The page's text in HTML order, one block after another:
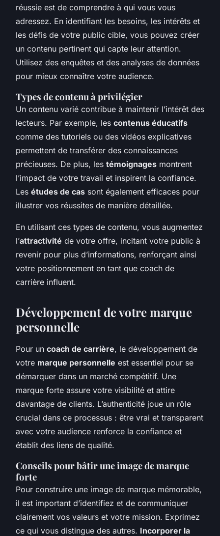
réussie est de comprendre à qui vous vous
adressez. En identifiant les besoins, les intérêts et
les défis de votre public cible, vous pouvez créer
un contenu pertinent qui capte leur attention.
Utilisez des enquêtes et des analyses de données
pour mieux connaître votre audience.
Types de contenu à privilégier
Un contenu varié contribue à maintenir l’intérêt des
lecteurs. Par exemple, les contenus éducatifs
comme des tutoriels ou des vidéos explicatives
permettent de transférer des connaissances
précieuses. De plus, les témoignages montrent
l’impact de votre travail et inspirent la confiance.
Les études de cas sont également efficaces pour
illustrer vos réussites de manière détaillée.
En utilisant ces types de contenu, vous augmentez
l’attractivité de votre offre, incitant votre public à
revenir pour plus d’informations, renforçant ainsi
votre positionnement en tant que coach de
carrière influent.
Développement de votre marque
personnelle
Pour un coach de carrière, le développement de
votre marque personnelle est essentiel pour se
démarquer dans un marché compétitif. Une
marque forte assure votre visibilité et attire
davantage de clients. L’authenticité joue un rôle
crucial dans ce processus : être vrai et transparent
avec votre audience renforce la confiance et
établit des liens de qualité.
Conseils pour bâtir une image de marque
forte
Pour construire une image de marque mémorable,
il est important d’identifiez et de communiquer
clairement vos valeurs et votre mission. Exprimez
ce qui vous distingue des autres. Incorporer la